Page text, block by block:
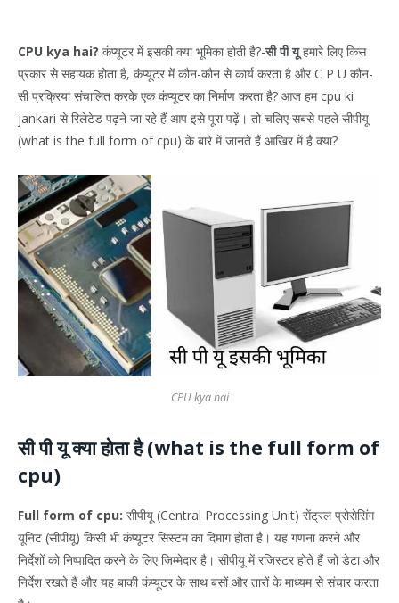
CPU kya hai? कंप्यूटर में इसकी क्या भूमिका होती है?-सी पी यूहमारे लिए किस
प्रकार से सहायक होता है, कंप्यूटर में कौन-कौन से कार्य करता है और C P U कौन-
सी प्रक्रिया संचालित करके एक कंप्यूटर का निर्माण करता है? आज हम cpu ki
jankari से रिलेटेड पढ़ने जा रहे हैं आप इसे पूरा पढ़ें। तो चलिए सबसे पहले सीपीयू
(what is the full form of cpu) के बारे में जानते हैं आखिर में है क्या?
CPU kya hai
सी पी यू क्या होता है (what is the full form of
cpu)
Full form of cpu: सीपीयू (Central Processing Unit) सेंट्रल प्रोसेसिंग
यूनिट (सीपीयू) किसी भी कंप्यूटर सिस्टम का दिमाग होता है। यह गणना करने और
निर्देशों को निष्पादित करने के लिए जिम्मेदार है। सीपीयू में रजिस्टर होते हैं जो डेटा और
निर्देश रखते हैं और यह बाकी कंप्यूटर के साथ बसों और तारों के माध्यम से संचार करता